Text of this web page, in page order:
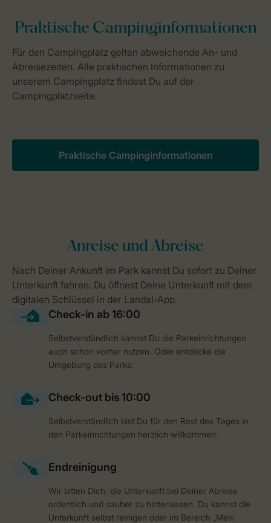
Praktische Campinginformationen
Selbstverständlich kannst Du die Parkeinrichtungen
auch schon vorher nutzen. Oder entdecke die
Umgebung des Parks.
Selbstverständlich bist Du für den Rest des Tages in
den Parkeinrichtungen herzlich willkommen.
Wir bitten Dich, die Unterkunft bei Deiner Abreise
ordentlich und sauber zu hinterlassen. Du kannst die
Unterkunft selbst reinigen oder im Bereich „Mein